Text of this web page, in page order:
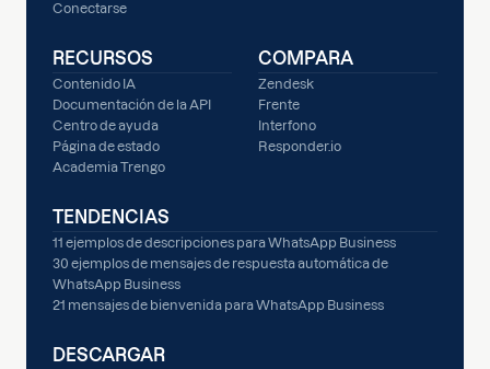
Conectarse
RECURSOS
Contenido IA
Documentación de la API
Centro de ayuda
Página de estado
Academia Trengo
COMPARA
Zendesk
Frente
Interfono
Responder.io
TENDENCIAS
11 ejemplos de descripciones para WhatsApp Business
30 ejemplos de mensajes de respuesta automática de
WhatsApp Business
21 mensajes de bienvenida para WhatsApp Business
DESCARGAR